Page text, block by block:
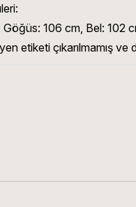
106 cm, Bel: 102
etiketi çıkarılmamış